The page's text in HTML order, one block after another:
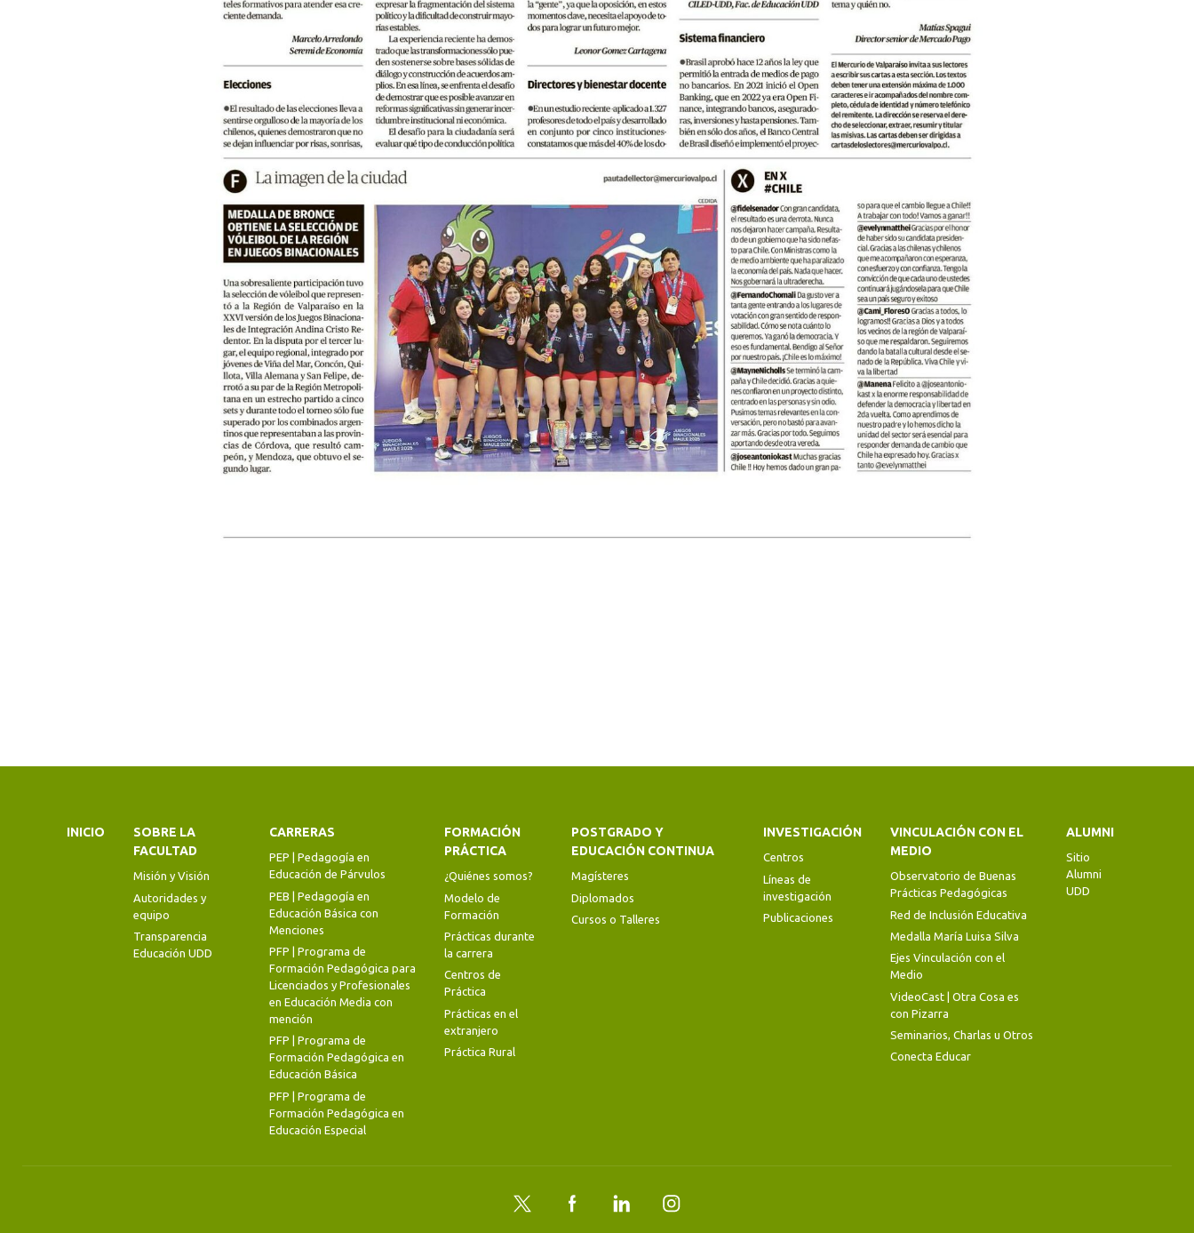
INICIO
SOBRE LA
FACULTAD
Misión y Visión
Autoridades y
equipo
Transparencia
Educación UDD
CARRERAS
PEP | Pedagogía en
Educación de Párvulos
PEB | Pedagogía en
Educación Básica con
Menciones
PFP | Programa de
Formación Pedagógica para
Licenciados y Profesionales
en Educación Media con
mención
PFP | Programa de
Formación Pedagógica en
Educación Básica
PFP | Programa de
Formación Pedagógica en
Educación Especial
FORMACIÓN
PRÁCTICA
¿Quiénes somos?
Modelo de
Formación
Prácticas durante
la carrera
Centros de
Práctica
Prácticas en el
extranjero
Práctica Rural
POSTGRADO Y
EDUCACIÓN CONTINUA
Magísteres
Diplomados
Cursos o Talleres
INVESTIGACIÓN
Centros
Líneas de
investigación
Publicaciones
VINCULACIÓN CON EL
MEDIO
Observatorio de Buenas
Prácticas Pedagógicas
Red de Inclusión Educativa
Medalla María Luisa Silva
Ejes Vinculación con el
Medio
VideoCast | Otra Cosa es
con Pizarra
Seminarios, Charlas u Otros
Conecta Educar
ALUMNI
Sitio
Alumni
UDD
Twitter FacebookLinkedInInstagram